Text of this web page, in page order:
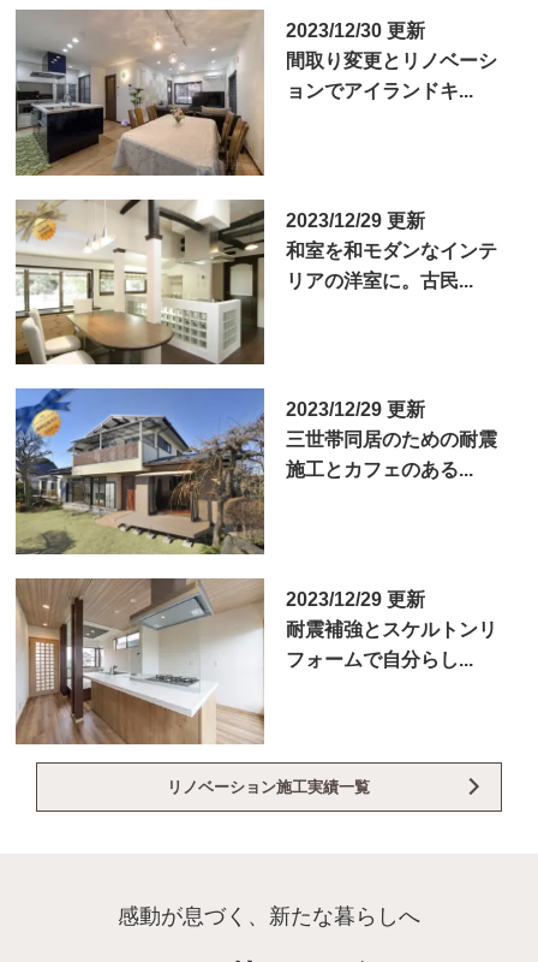
2023/12/30 更新
間取り変更とリノベーシ
ョンでアイランドキ...
2023/12/29 更新
和室を和モダンなインテ
リアの洋室に。古民...
2023/12/29 更新
三世帯同居のための耐震
施工とカフェのある...
2023/12/29 更新
耐震補強とスケルトンリ
フォームで自分らし...
リノベーション施工実績一覧
感動が息づく、新たな暮らしへ